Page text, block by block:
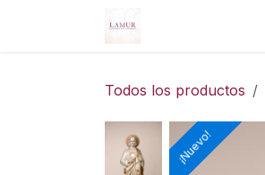
Todos los productos
¡Nuevo!
¡Nuevo!